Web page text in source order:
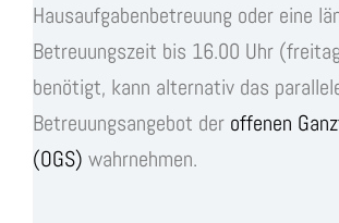
Hausaufgabenbetreuung oder eine
Betreuungszeit bis 16.00 Uhr
benötigt, kann alternativ das
Betreuungsangebot der offenen
(OGS) wahrnehmen.